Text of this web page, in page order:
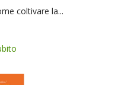
coltivare la...